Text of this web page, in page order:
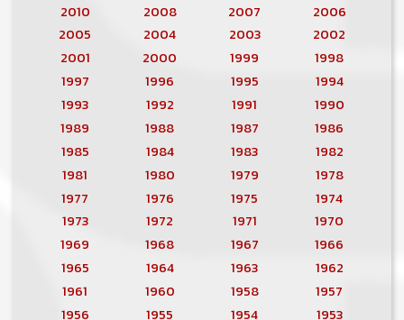
2010
2008 2007
2006
2005
2004 2003
2002
2001
2000 1999
1998
1997
1996 1995
1994
1993
1992 1991
1990
1989
1988 1987
1986
1985
1984 1983
1982
1981
1980 1979
1978
1977
1976 1975
1974
1973
1972 1971
1970
1969
1968 1967
1966
1965
1964 1963
1962
1961
1960 1958
1957
1956
1955 1954
1953